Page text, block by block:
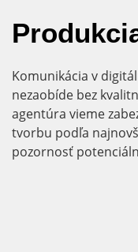
Komunikácia v
nezaobíde bez
agentúra vieme
tvorbu podľa
pozornosť